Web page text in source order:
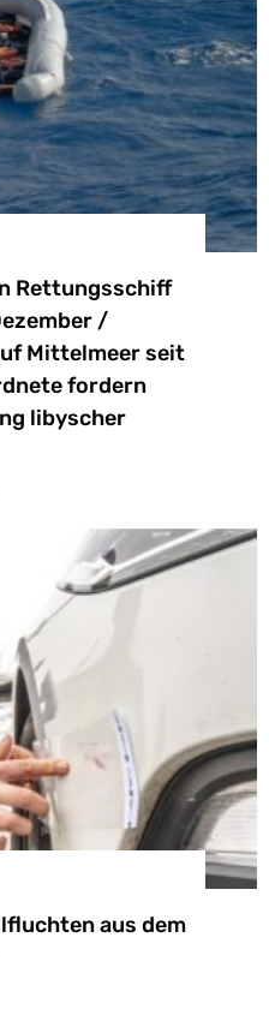
Rettungsschiff
/
Mittelmeer seit
fordern
libyscher
aus dem